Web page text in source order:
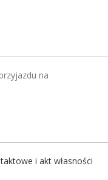
na
i akt własności